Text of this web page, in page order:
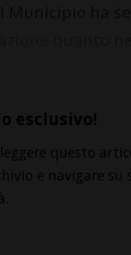
esclusivo!
questo
e navigare su